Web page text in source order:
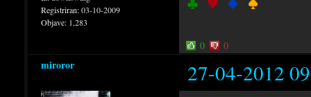
Registriran:03-10-2009
Objave: 1,283
0 0
miroror 27-04-2012